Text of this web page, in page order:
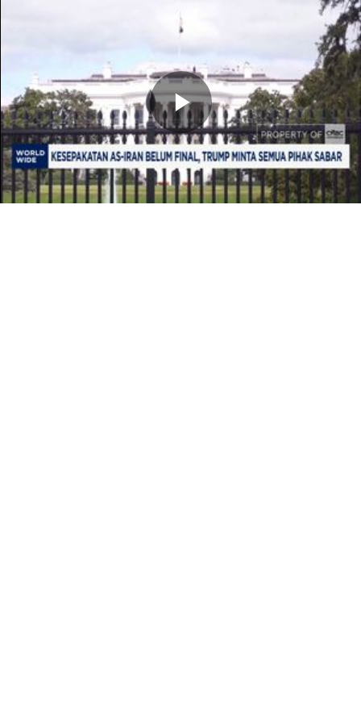
Memutarkan
Video